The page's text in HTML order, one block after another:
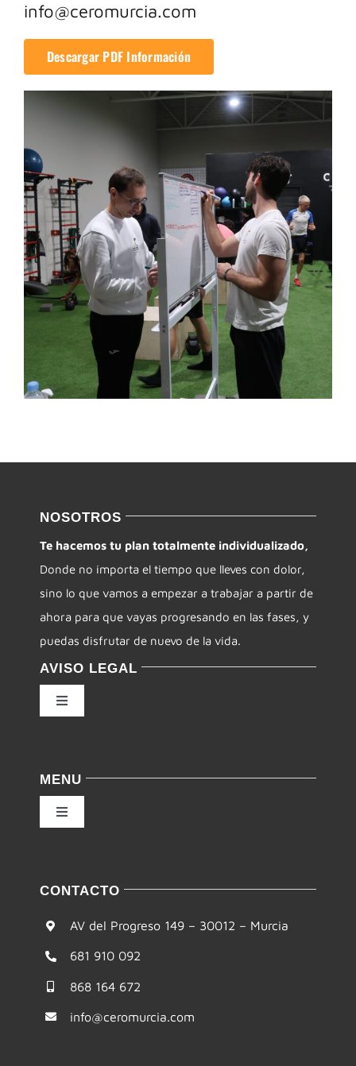
info@ceromurcia.com
Descargar PDF Información
NOSOTROS
Te hacemos tu plan totalmente individualizado,
Donde no importa el tiempo que lleves con dolor,
sino lo que vamos a empezar a trabajar a partir de
ahora para que vayas progresando en las fases, y
puedas disfrutar de nuevo de la vida.
AVISO LEGAL
Toggle
Navigation
Condiciones de uso
Accesibilidad
Mapa del sitio
MENU
Toggle
Navigation
Te ayudamos
Formación
CONTACTO
AV del Progreso 149 – 30012 – Murcia
681 910 092
868 164 672
info@ceromurcia.com